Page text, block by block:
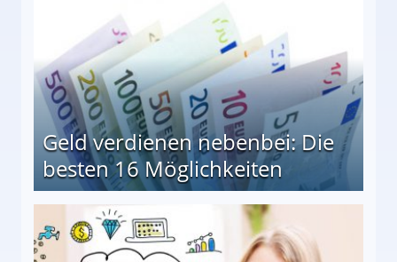
Geld verdienen nebenbei: Die
besten 16 Möglichkeiten